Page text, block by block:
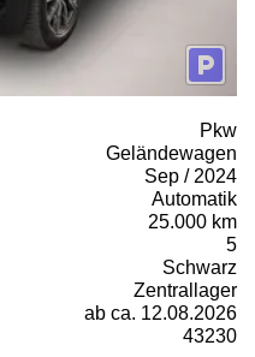
Pkw
Geländewagen
Sep / 2024
Automatik
25.000 km
5
Schwarz
Zentrallager
ab ca. 12.08.2026
43230